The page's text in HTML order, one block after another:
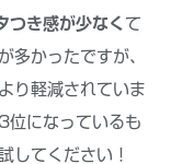
つき感が少なく て
多かったですが、
り軽減されていま
位になっているも
してください！